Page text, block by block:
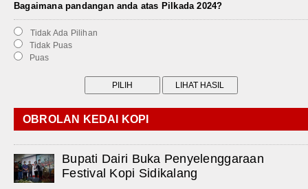
Bagaimana pandangan anda atas Pilkada 2024?
Tidak Ada Pilihan
Tidak Puas
Puas
OBROLAN KEDAI KOPI
Bupati Dairi Buka Penyelenggaraan
Festival Kopi Sidikalang